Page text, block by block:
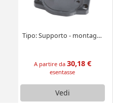
Tipo: Supporto - montaggio frontale
A partire da 30,18 €
esentasse
Vedi